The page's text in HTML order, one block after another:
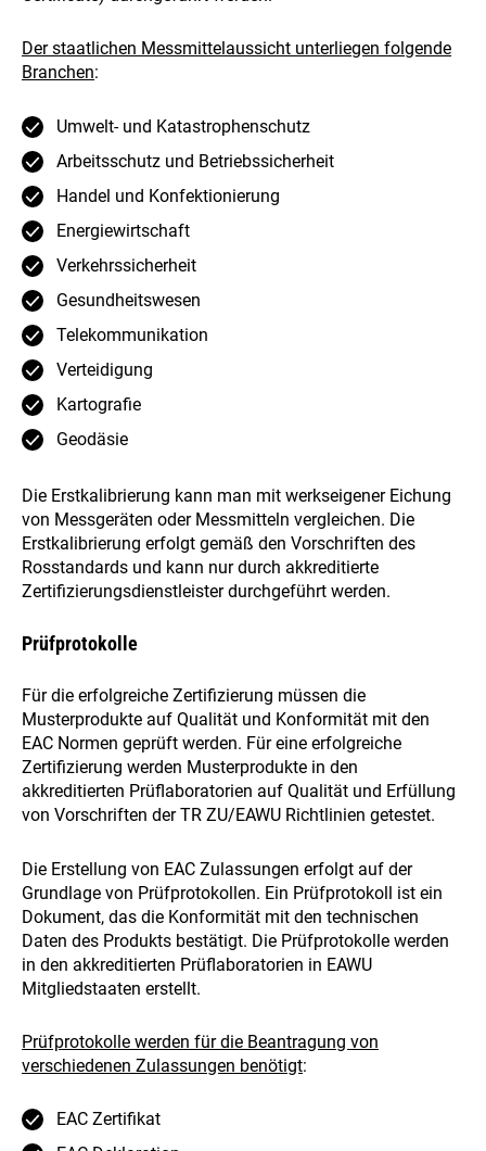
Der staatlichen Messmittelaussicht unterliegen folgende
Branchen:
Umwelt- und Katastrophenschutz
Arbeitsschutz und Betriebssicherheit
Handel und Konfektionierung
Energiewirtschaft
Verkehrssicherheit
Gesundheitswesen
Telekommunikation
Verteidigung
Kartografie
Geodäsie
Die Erstkalibrierung kann man mit werkseigener Eichung
von Messgeräten oder Messmitteln vergleichen. Die
Erstkalibrierung erfolgt gemäß den Vorschriften des
Rosstandards und kann nur durch akkreditierte
Zertifizierungsdienstleister durchgeführt werden.
Prüfprotokolle
Für die erfolgreiche Zertifizierung müssen die
Musterprodukte auf Qualität und Konformität mit den
EAC Normen geprüft werden. Für eine erfolgreiche
Zertifizierung werden Musterprodukte in den
akkreditierten Prüflaboratorien auf Qualität und Erfüllung
von Vorschriften der TR ZU/EAWU Richtlinien getestet.
Die Erstellung von EAC Zulassungen erfolgt auf der
Grundlage von Prüfprotokollen. Ein Prüfprotokoll ist ein
Dokument, das die Konformität mit den technischen
Daten des Produkts bestätigt. Die Prüfprotokolle werden
in den akkreditierten Prüflaboratorien in EAWU
Mitgliedstaaten erstellt.
Prüfprotokolle werden für die Beantragung von
verschiedenen Zulassungen benötigt:
EAC Zertifikat